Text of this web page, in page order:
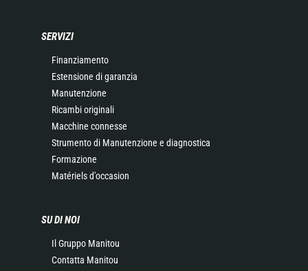
SERVIZI
Finanziamento
Estensione di garanzia
Manutenzione
Ricambi originali
Macchine connesse
Strumento di Manutenzione e diagnostica
Formazione
Matériels d'occasion
SU DI NOI
Il Gruppo Manitou
Contatta Manitou